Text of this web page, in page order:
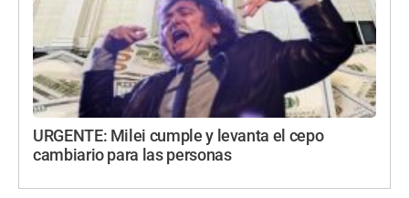
URGENTE: Milei cumple y levanta el cepo
cambiario para las personas